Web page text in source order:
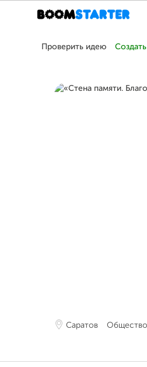
Проверить идею Создать
Саратов Общество